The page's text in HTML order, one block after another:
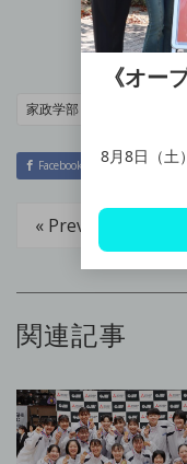
家政学部 女子バスケ
Facebook Twitter
« Prev
関連記事
《オ
8月8日（土